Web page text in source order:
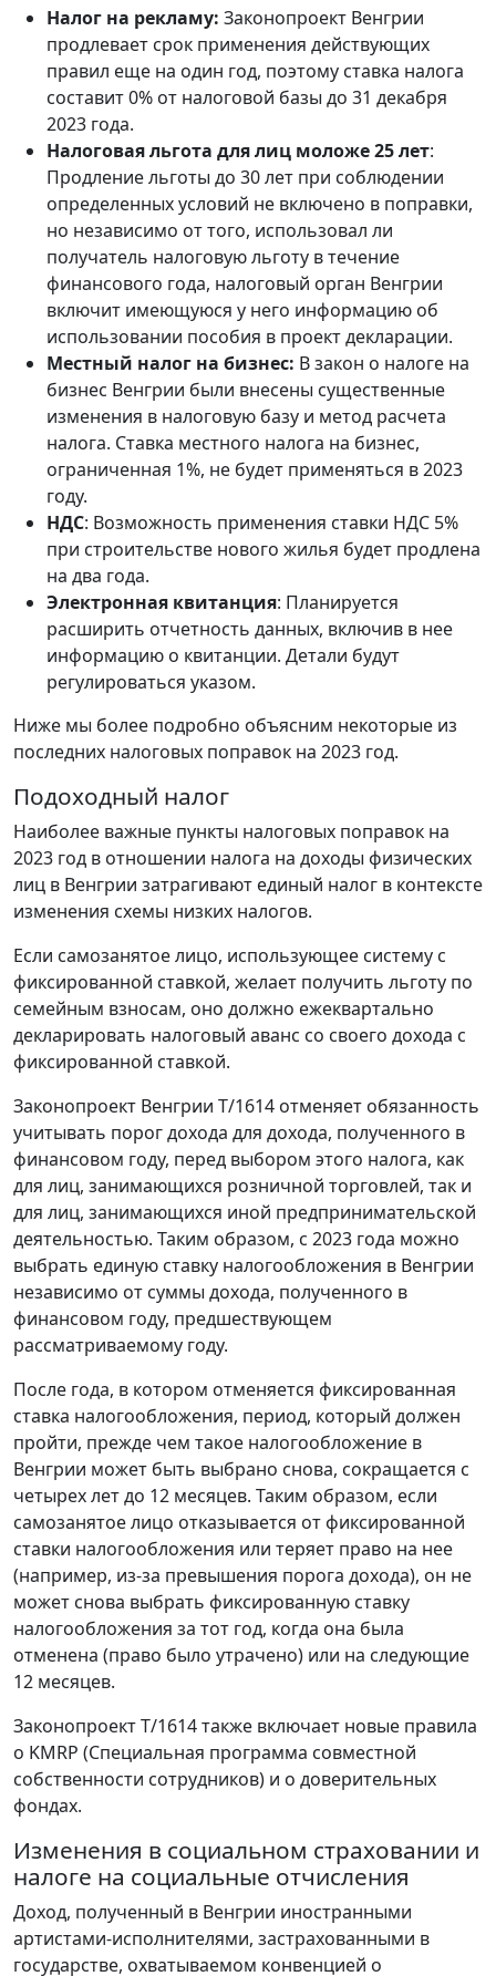
Налог на рекламу: Законопроект Венгрии
продлевает срок применения действующих
правил еще на один год, поэтому ставка налога
составит 0% от налоговой базы до 31 декабря
2023 года.
Налоговая льгота для лиц моложе 25 лет:
Продление льготы до 30 лет при соблюдении
определенных условий не включено в поправки,
но независимо от того, использовал ли
получатель налоговую льготу в течение
финансового года, налоговый орган Венгрии
включит имеющуюся у него информацию об
использовании пособия в проект декларации.
Местный налог на бизнес: В закон о налоге на
бизнес Венгрии были внесены существенные
изменения в налоговую базу и метод расчета
налога. Ставка местного налога на бизнес,
ограниченная 1%, не будет применяться в 2023
году.
НДС: Возможность применения ставки НДС 5%
при строительстве нового жилья будет продлена
на два года.
Электронная квитанция: Планируется
расширить отчетность данных, включив в нее
информацию о квитанции. Детали будут
регулироваться указом.
Ниже мы более подробно объясним некоторые из
последних налоговых поправок на 2023 год.
Подоходный налог
Наиболее важные пункты налоговых поправок на
2023 год в отношении налога на доходы физических
лиц в Венгрии затрагивают единый налог в контексте
изменения схемы низких налогов.
Если самозанятое лицо, использующее систему с
фиксированной ставкой, желает получить льготу по
семейным взносам, оно должно ежеквартально
декларировать налоговый аванс со своего дохода с
фиксированной ставкой.
Законопроект Венгрии T/1614 отменяет обязанность
учитывать порог дохода для дохода, полученного в
финансовом году, перед выбором этого налога, как
для лиц, занимающихся розничной торговлей, так и
для лиц, занимающихся иной предпринимательской
деятельностью. Таким образом, с 2023 года можно
выбрать единую ставку налогообложения в Венгрии
независимо от суммы дохода, полученного в
финансовом году, предшествующем
рассматриваемому году.
После года, в котором отменяется фиксированная
ставка налогообложения, период, который должен
пройти, прежде чем такое налогообложение в
Венгрии может быть выбрано снова, сокращается с
четырех лет до 12 месяцев. Таким образом, если
самозанятое лицо отказывается от фиксированной
ставки налогообложения или теряет право на нее
(например, из-за превышения порога дохода), он не
может снова выбрать фиксированную ставку
налогообложения за тот год, когда она была
отменена (право было утрачено) или на следующие
12 месяцев.
Законопроект T/1614 также включает новые правила
о KMRP (Специальная программа совместной
собственности сотрудников) и о доверительных
фондах.
Изменения в социальном страховании и
налоге на социальные отчисления
Доход, полученный в Венгрии иностранными
артистами-исполнителями, застрахованными в
государстве, охватываемом конвенцией о